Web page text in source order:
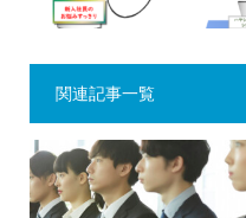
関連記事一覧